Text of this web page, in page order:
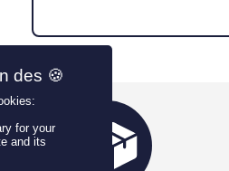
for your
and its